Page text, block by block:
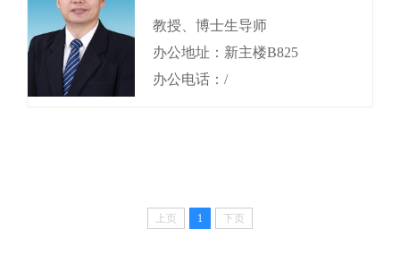
教授、博士生导师
办公地址：新主楼B825
办公电话：/
上页 1 下页